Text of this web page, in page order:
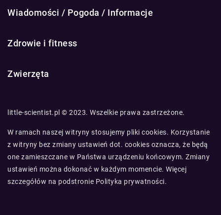
Wiadomości / Pogoda / Informacje
Zdrowie i fitness
Zwierzęta
little-scientist.pl © 2023. Wszelkie prawa zastrzeżone.
W ramach naszej witryny stosujemy pliki cookies. Korzystanie
z witryny bez zmiany ustawień dot. cookies oznacza, że będą
one zamieszczane w Państwa urządzeniu końcowym. Zmiany
ustawień można dokonać w każdym momencie. Więcej
szczegółów na podstronie Polityka prywatności.